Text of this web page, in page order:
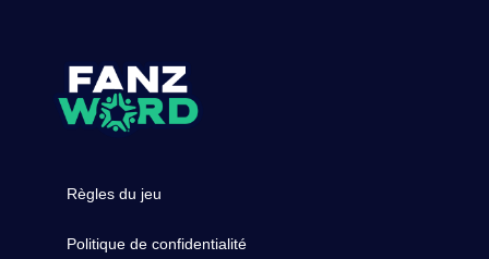
Règles du jeu
Politique de confidentialité